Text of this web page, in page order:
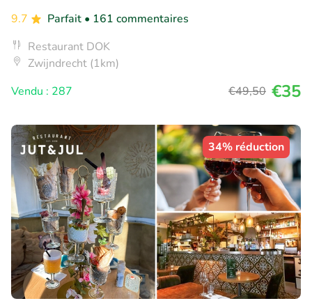
9.7
Parfait • 161 commentaires
Restaurant DOK
Zwijndrecht (1km)
Vendu : 287
€49,50 €35
34% réduction